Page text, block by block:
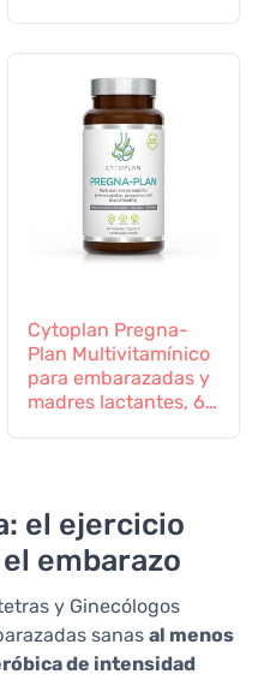
Cytoplan Pregna-
Plan Multivitamínico
para embarazadas y
madres lactantes, 60
el ejercicio
embarazo
y Ginecólogos
sanas al menos
de intensidad